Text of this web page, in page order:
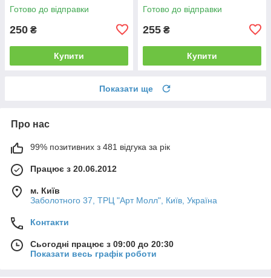
Готово до відправки
250 ₴
Купити
Готово до відправки
255 ₴
Купити
Показати ще
Про нас
99% позитивних з 481 відгука за рік
Працює з 20.06.2012
м. Київ
Заболотного 37, ТРЦ "Арт Молл", Київ, Україна
Контакти
Сьогодні працює з 09:00 до 20:30
Показати весь графік роботи